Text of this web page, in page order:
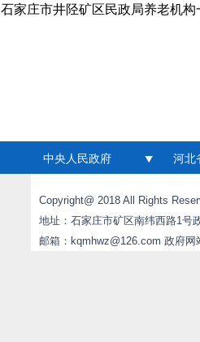
石家庄市井陉矿区民政局养老机构